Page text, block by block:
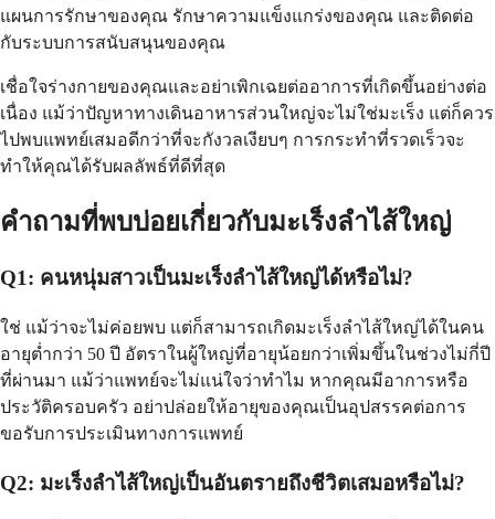
แผนการรักษาของคุณ รักษาความแข็งแกร่งของคุณ และติดต่อ
กับระบบการสนับสนุนของคุณ
เชื่อใจร่างกายของคุณและอย่าเพิกเฉยต่ออาการที่เกิดขึ้นอย่างต่อ
เนื่อง แม้ว่าปัญหาทางเดินอาหารส่วนใหญ่จะไม่ใช่มะเร็ง แต่ก็ควร
ไปพบแพทย์เสมอดีกว่าที่จะกังวลเงียบๆ การกระทำที่รวดเร็วจะ
ทำให้คุณได้รับผลลัพธ์ที่ดีที่สุด
คำถามที่พบบ่อยเกี่ยวกับมะเร็งลำไส้ใหญ่
Q1: คนหนุ่มสาวเป็นมะเร็งลำไส้ใหญ่ได้หรือไม่?
ใช่ แม้ว่าจะไม่ค่อยพบ แต่ก็สามารถเกิดมะเร็งลำไส้ใหญ่ได้ในคน
อายุต่ำกว่า 50 ปี อัตราในผู้ใหญ่ที่อายุน้อยกว่าเพิ่มขึ้นในช่วงไม่กี่ปี
ที่ผ่านมา แม้ว่าแพทย์จะไม่แน่ใจว่าทำไม หากคุณมีอาการหรือ
ประวัติครอบครัว อย่าปล่อยให้อายุของคุณเป็นอุปสรรคต่อการ
ขอรับการประเมินทางการแพทย์
Q2: มะเร็งลำไส้ใหญ่เป็นอันตรายถึงชีวิตเสมอหรือไม่?